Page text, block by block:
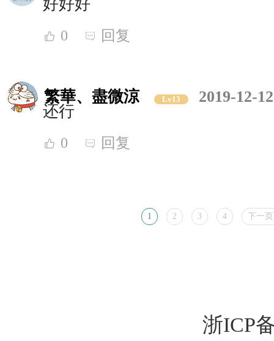
好好好
0 回复
繁華、盡微涼 Lv13
2019-12-
还行
0 回复
1 2 3 4 下一页
浙ICP